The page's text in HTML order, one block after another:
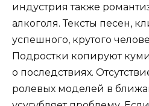
индустрия также
алкоголя. Тексты песен,
успешного, крутого
Подростки копируют
о последствиях.
ролевых моделей в